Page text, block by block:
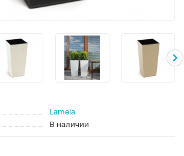
Lamela
В наличии